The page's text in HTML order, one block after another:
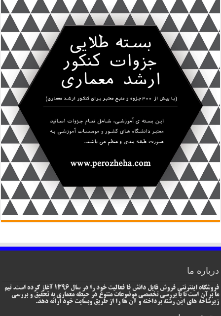
درباره ما
فروشگاه اینترنتی فروش فایل دانش فا فعالیت خود را در سال 1396 آغاز کرده است. تیم
ما برآن است تا با بررسی تخصصی موضوعات متنوع در حیطه معماری به تحقیق و بررسی
زیرشاخه های این رشته پرداخته و آن ها را از طریق وبسایت خود ارائه دهد.